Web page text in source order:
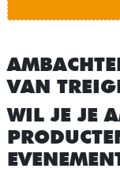
VAN
WIL JE JE